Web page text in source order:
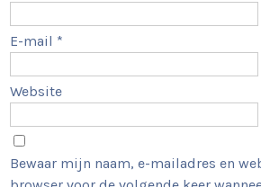
E-mail *
Website
Bewaar mijn naam, e-mailadres en